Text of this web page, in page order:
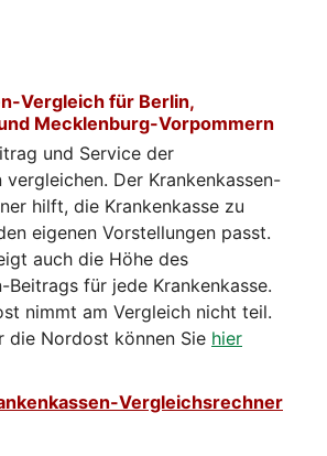
Vergleich für Berlin,
Mecklenburg-Vorpommern
und Service der
vergleichen. Der Krankenkassen-
hilft, die Krankenkasse zu
eigenen Vorstellungen passt.
auch die Höhe des
Beitrags für jede Krankenkasse.
nimmt am Vergleich nicht teil.
die Nordost können Sie hier
Vergleichsrechner